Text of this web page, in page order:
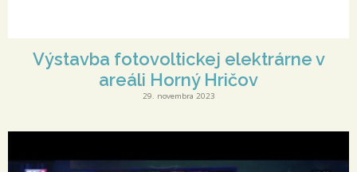
Výstavba fotovoltickej elektrárne v
areáli Horný Hričov
29. novembra 2023